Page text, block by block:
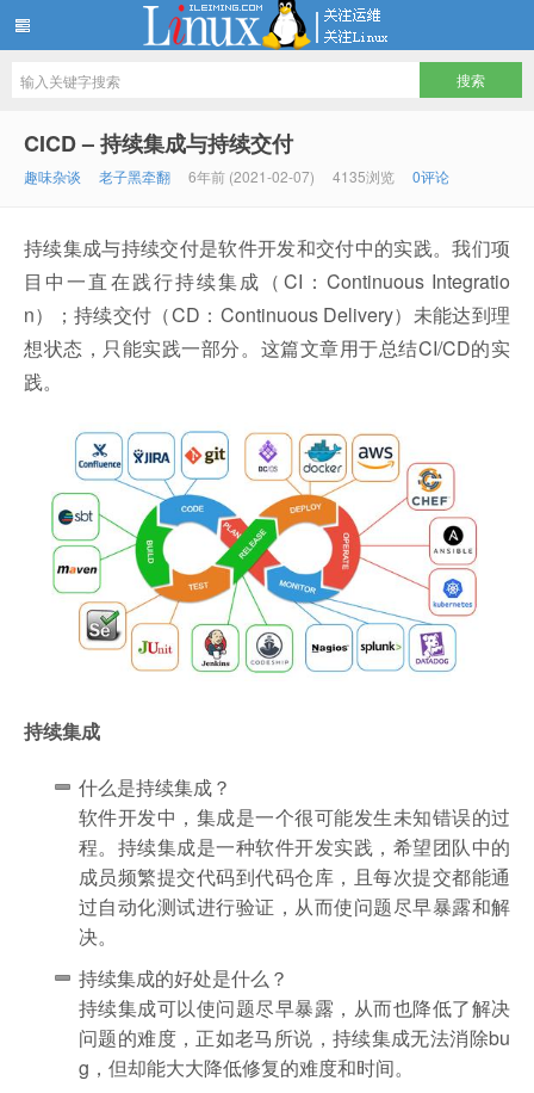
CICD – 持续集成与持续交付
趣味杂谈 老子黑牵翻 6年前 (2021-02-07) 4135浏览 0评论
持续集成与持续交付是软件开发和交付中的实践。我们项
目中一直在践行持续集成（CI：Continuous Integratio
n）；持续交付（CD：Continuous Delivery）未能达到理
想状态，只能实践一部分。这篇文章用于总结CI/CD的实
践。
持续集成
什么是持续集成？
软件开发中，集成是一个很可能发生未知错误的过
程。持续集成是一种软件开发实践，希望团队中的
成员频繁提交代码到代码仓库，且每次提交都能通
过自动化测试进行验证，从而使问题尽早暴露和解
决。
持续集成的好处是什么？
持续集成可以使问题尽早暴露，从而也降低了解决
问题的难度，正如老马所说，持续集成无法消除bu
g，但却能大大降低修复的难度和时间。